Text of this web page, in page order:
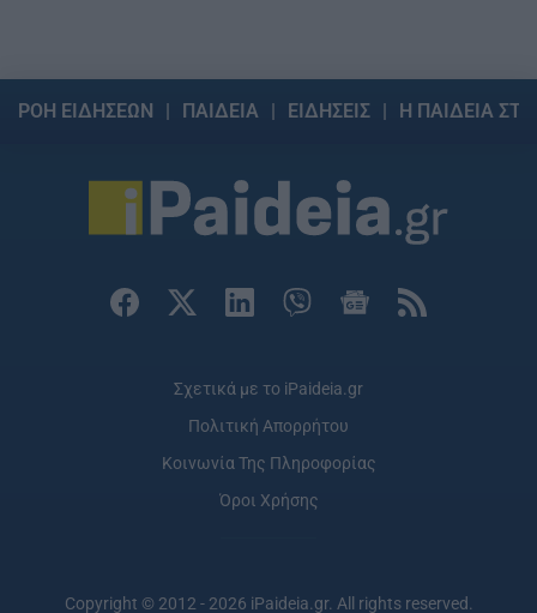
ΡΟΗ ΕΙΔΗΣΕΩΝ ΠΑΙΔΕΙΑ ΕΙΔΗΣΕΙΣ Η ΠΑΙΔΕΙΑ
Σχετικά με το iPaideia.gr
Πολιτική Απορρήτου
Κοινωνία Της Πληροφορίας
Όροι Χρήσης
Copyright © 2012 - 2026 iPaideia.gr. All rights reserved.